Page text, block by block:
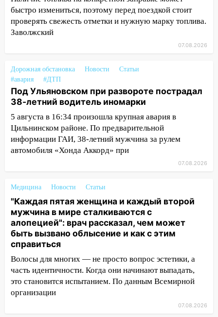
выбросил из машины страйкбольную
гранату: его задержали
12:31
Ульяновец хотел купить иномарку
из Европы и потерял 760 тысяч рублей
12:20
В Чердаклинском районе
столкнулись «Лада» и Chevrolet:
пострадал 14-летний подросток
12:00 Где есть бензин в Ульяновске 7
случайно задушил его: суд вынес
приговор
11:38 В Ленинском районе пожар
полностью уничтожил дачный дом и
сарай
11:38 В Госдуме предложили отменить
ЕГЭ с 2027 года
11:25 В Ульяновске ИИ будет выявлять
нарушителей на контейнерных
быстро измениться, поэтому перед поездкой стоит
проверять свежесть отметки и нужную марку топлива.
Заволжский
07.08.2026
Дорожная обстановка Новости
Статьи
#авария
#ДТП
Под Ульяновском при развороте пострадал
38-летний водитель иномарки
5 августа в 16:34 произошла крупная авария в
Цильнинском районе. По предварительной
информации ГАИ, 38-летний мужчина за рулем
автомобиля «Хонда Аккорд» при
07.08.2026
Медицина Новости Статьи
"Каждая пятая женщина и каждый второй
мужчина в мире сталкиваются с
алопецией": врач рассказал, чем может
быть вызвано облысение и как с этим
справиться
Волосы для многих — не просто вопрос эстетики, а
часть идентичности. Когда они начинают выпадать,
это становится испытанием. По данным Всемирной
организации
07.08.2026